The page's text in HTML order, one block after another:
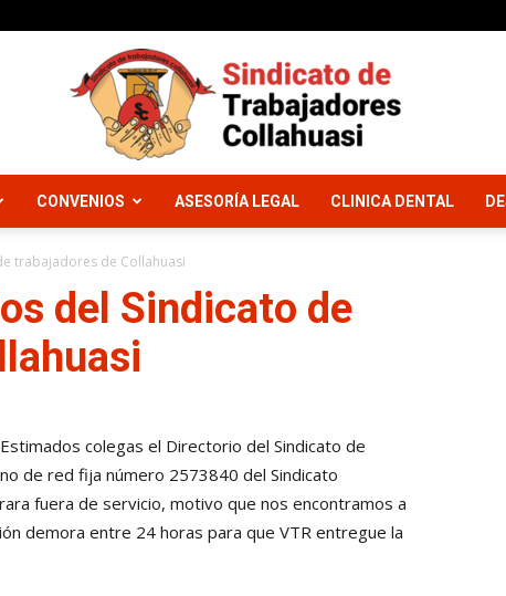
Sindicato
Collahuasi
CONVENIOS ASESORÍA LEGAL CLINICA DENTAL
trabajadores de Collahuasi
del Sindicato de
Estimados colegas el Directorio del Sindicato de
de red fija número 2573840 del Sindicato
fuera de servicio, motivo que nos encontramos a
demora entre 24 horas para que VTR entregue la